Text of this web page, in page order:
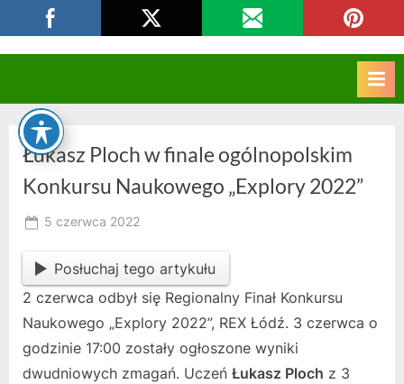
to
CKZIU Strzelce Opolskie
Łukasz Ploch w finale ogólnopolskim
Konkursu Naukowego „Explory 2022”
Posted
5 czerwca 2022
Posłuchaj tego artykułu
2 czerwca odbył się Regionalny Finał Konkursu
Naukowego „Explory 2022”, REX Łódź. 3 czerwca o
godzinie 17:00 zostały ogłoszone wyniki
dwudniowych zmagań. Uczeń Łukasz Ploch z 3